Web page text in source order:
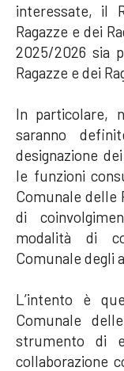
interessate, il
Ragazze e dei
2025/2026 sia
Ragazze e dei
In particolare,
saranno
designazione
le funzioni
Comunale delle
di
modalità di
Comunale degli
L’intento è
Comunale
strumento di
collaborazione